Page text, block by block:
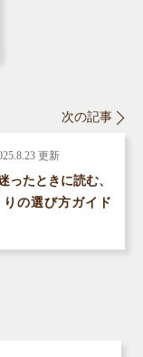
次の記事
更新
ったときに読む、
の選び方ガイド